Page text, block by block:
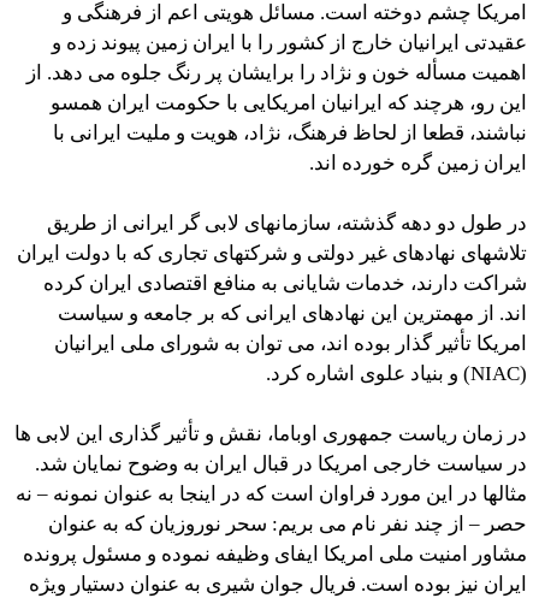
امریکا چشم دوخته است. مسائل هویتی اعم از فرهنگی و
عقیدتی ایرانیان خارج از کشور را با ایران زمین پیوند زده و
اهمیت مسأله خون و نژاد را برایشان پر رنگ جلوه می دهد. از
این رو، هرچند که ایرانیان امریکایی با حکومت ایران همسو
نباشند، قطعا از لحاظ فرهنگ، نژاد، هویت و ملیت ایرانی با
ایران زمین گره خورده اند.
در طول دو دهه گذشته، سازمانهای لابی گر ایرانی از طریق
تلاشهای نهادهای غیر دولتی و شرکتهای تجاری که با دولت ایران
شراکت دارند، خدمات شایانی به منافع اقتصادی ایران کرده
اند. از مهمترین این نهادهای ایرانی که بر جامعه و سیاست
امریکا تأثیر گذار بوده اند، می توان به شورای ملی ایرانیان
(NIAC) و بنیاد علوی اشاره کرد.
در زمان ریاست جمهوری اوباما، نقش و تأثیر گذاری این لابی ها
در سیاست خارجی امریکا در قبال ایران به وضوح نمایان شد.
مثالها در این مورد فراوان است که در اینجا به عنوان نمونه – نه
حصر – از چند نفر نام می بریم: سحر نوروزیان که به عنوان
مشاور امنیت ملی امریکا ایفای وظیفه نموده و مسئول پرونده
ایران نیز بوده است. فریال جوان شیری به عنوان دستیار ویژه